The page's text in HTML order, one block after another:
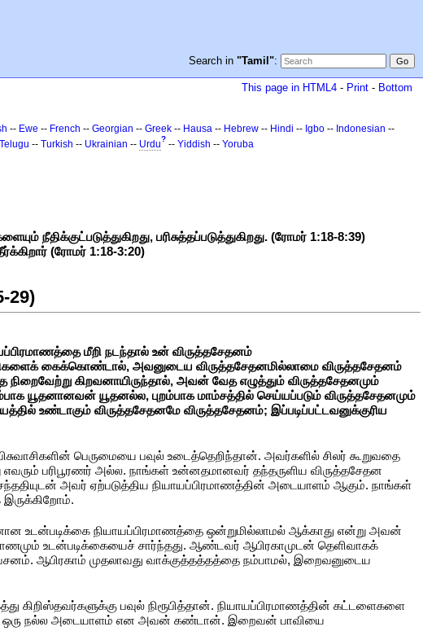
Search in "Tamil":
This page in HTML4 - Print - Bottom
-- Ewe -- French -- Georgian -- Greek -- Hausa -- Hebrew -- Hindi -- Igbo -- Indonesian --
Telugu -- Turkish -- Ukrainian -- Urdu? -- Yiddish -- Yoruba
நீதிக்குட்படுத்துகிறது, பரிசுத்தப்படுத்துகிறது. (ரோமர் 1:18-8:39)
(ரோமர் 1:18-3:20)
29)
மீறி நடந்தால் உன் விருத்தசேதனம்
கைக்கொண்டால், அவனுடைய விருத்தசேதனமில்லாமை விருத்தசேதனம்
கிறவனாயிருந்தால், அவன் வேத எழுத்தும் விருத்தசேதனமும்
யூதனானவன் யூதனல்ல, புறம்பாக மாம்சத்தில் செய்யப்படும் விருத்தசேதனமும்
உண்டாகும் விருத்தசேதனமே விருத்தசேதனம்; இப்படிப்பட்டவனுக்குரிய
பெருமையை பவுல் உடைத்தெறிந்தான். அவர்களில் சிலர் கூறுவதை
பரிபூரணர் அல்ல. நாங்கள் உன்னதமானவர் தந்தருளிய விருத்தசேதன
அவர் ஏற்படுத்திய நியாயப்பிரமாணத்தின் அடையாளம் ஆகும். நாங்கள்
உடன்படிக்கை நியாயப்பிரமாணத்தை ஒன்றுமில்லாமல் ஆக்காது என்று அவன்
உடன்படிக்கையைச் சார்ந்தது. ஆண்டவர் ஆபிரகாமுடன் தெளிவாகக்
ஆபிரகாம் முதலாவது வாக்குத்தத்தத்தை நம்பாமல், இறைவனுடைய
கிறிஸ்தவர்களுக்கு பவுல் நிரூபித்தான். நியாயப்பிரமாணத்தின் கட்டளைகளை
ஒரு நல்ல அடையாளம் என அவன் கண்டான். இறைவன் பாவியை